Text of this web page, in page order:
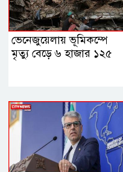
ভেনেজুয়েলায় ভূমিকম্পে
মৃত্যু বেড়ে ৬ হাজার ১২৫